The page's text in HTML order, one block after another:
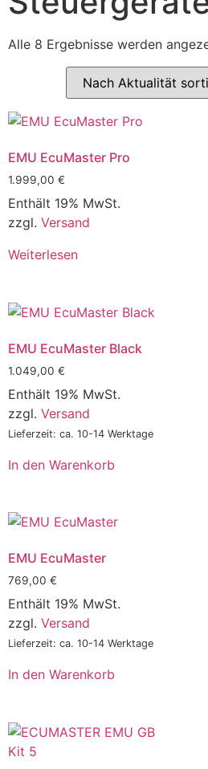
Alle 8 Ergebnisse werden
EMU EcuMaster Pro
1.999,00 €
Enthält 19% MwSt.
zzgl. Versand
Weiterlesen
EMU EcuMaster Black
1.049,00 €
Enthält 19% MwSt.
zzgl. Versand
Lieferzeit: ca. 10-14 Werktage
In den Warenkorb
EMU EcuMaster
769,00 €
Enthält 19% MwSt.
zzgl. Versand
Lieferzeit: ca. 10-14 Werktage
In den Warenkorb